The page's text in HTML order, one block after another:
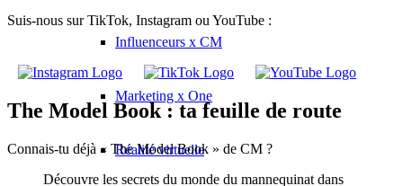
Influenceurs x CM
Marketing x One
Réalité virtuelle
Suis-nous sur TikTok, Instagram ou YouTube :
The Model Book : ta feuille de route
Connais-tu déjà « The Model Book » de CM ?
Découvre les secrets du monde du mannequinat dans